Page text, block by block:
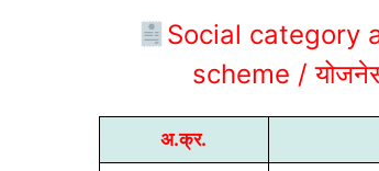
Social category
scheme /
अ.क्र.